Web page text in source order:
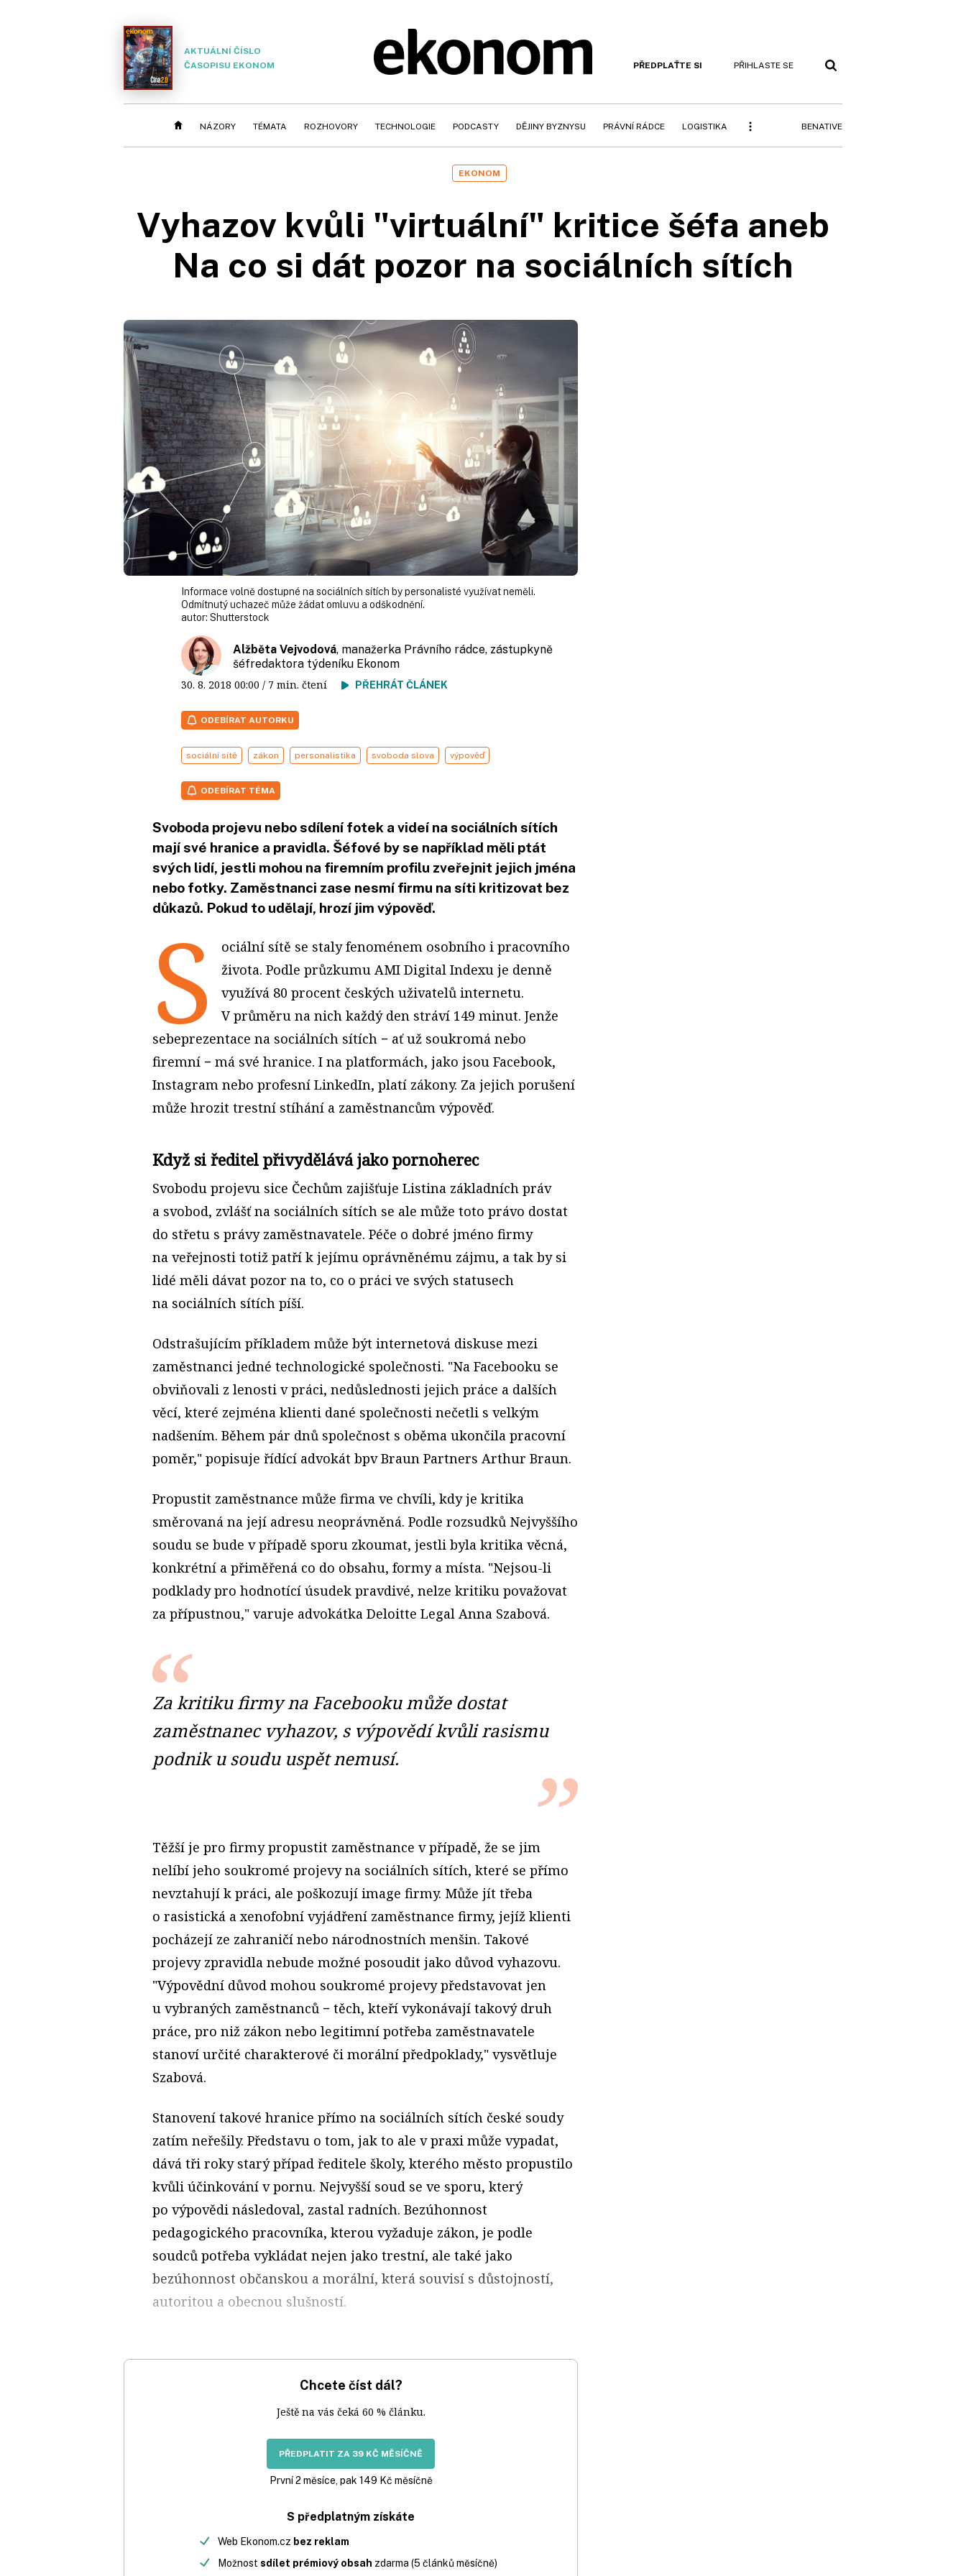
AKTUÁLNÍ ČÍSLO
ČASOPISU EKONOM
PŘEDPLAŤTE SI PŘIHLASTE SE
NÁZORY TÉMATA ROZHOVORY TECHNOLOGIE PODCASTY DĚJINY BYZNYSU PRÁVNÍ RÁDCE LOGISTIKA BENATIVE
EKONOM
Vyhazov kvůli "virtuální" kritice šéfa aneb
Na co si dát pozor na sociálních sítích
Informace volně dostupné na sociálních sítích by personalisté využívat neměli.
Odmítnutý uchazeč může žádat omluvu a odškodnění.
autor: Shutterstock
Alžběta Vejvodová, manažerka Právního rádce, zástupkyně
šéfredaktora týdeníku Ekonom
30. 8. 2018 00:00 / 7 min. čtení PŘEHRÁT ČLÁNEK
ODEBÍRAT AUTORKU
sociální sítě zákon personalistika svoboda slova výpověď
ODEBÍRAT TÉMA
Svoboda projevu nebo sdílení fotek a videí na sociálních sítích
mají své hranice a pravidla. Šéfové by se například měli ptát
svých lidí, jestli mohou na firemním profilu zveřejnit jejich jména
nebo fotky. Zaměstnanci zase nesmí firmu na síti kritizovat bez
důkazů. Pokud to udělají, hrozí jim výpověď.
S
ociální sítě se staly fenoménem osobního i pracovního
života. Podle průzkumu AMI Digital Indexu je denně
využívá 80 procent českých uživatelů internetu.
V průměru na nich každý den stráví 149 minut. Jenže
sebeprezentace na sociálních sítích − ať už soukromá nebo
firemní − má své hranice. I na platformách, jako jsou Facebook,
Instagram nebo profesní Linked­In, platí zákony. Za jejich porušení
může hrozit trestní stíhání a zaměstnancům výpověď.
Když si ředitel přivydělává jako pornoherec
Svobodu projevu sice Čechům zajišťuje Listina základních práv
a svobod, zvlášť na sociálních sítích se ale může toto právo dostat
do střetu s právy zaměstnavatele. Péče o dobré jméno firmy
na veřejnosti totiž patří k jejímu oprávněnému zájmu, a tak by si
lidé měli dávat pozor na to, co o práci ve svých statusech
na sociálních sítích píší.
Odstrašujícím příkladem může být internetová diskuse mezi
zaměstnanci jedné technologické společnosti. "Na Facebooku se
obviňovali z lenosti v práci, nedůslednosti jejich práce a dalších
věcí, které zejména klienti dané společnosti nečetli s velkým
nadšením. Během pár dnů společnost s oběma ukončila pracovní
poměr," popisuje řídící advokát bpv Braun Partners Arthur Braun.
Propustit zaměstnance může firma ve chvíli, kdy je kritika
směrovaná na její adresu neoprávněná. Podle rozsudků Nejvyššího
soudu se bude v případě sporu zkoumat, jestli byla kritika věcná,
konkrétní a přiměřená co do obsahu, formy a místa. "Nejsou-li
podklady pro hodnotící úsudek pravdivé, nelze kritiku považovat
za přípustnou," varuje advokátka Deloitte Legal Anna Szabová.
Za kritiku firmy na Facebooku může dostat
zaměstnanec vyhazov, s výpovědí kvůli rasismu
podnik u soudu uspět nemusí.
Těžší je pro firmy propustit zaměstnance v případě, že se jim
nelíbí jeho soukromé projevy na sociálních sítích, které se přímo
nevztahují k práci, ale poškozují image firmy. Může jít třeba
o rasistická a xenofobní vyjádření zaměstnance firmy, jejíž klienti
pocházejí ze zahraničí nebo národnostních menšin. Takové
projevy zpravidla nebude možné posoudit jako důvod vyhazovu.
"Výpovědní důvod mohou soukromé projevy představovat jen
u vybraných zaměstnanců − těch, kteří vykonávají takový druh
práce, pro niž zákon nebo legitimní potřeba zaměstnavatele
stanoví určité charakterové či morální předpoklady," vysvětluje
Szabová.
Stanovení takové hranice přímo na sociálních sítích české soudy
zatím neřešily. Představu o tom, jak to ale v praxi může vypadat,
dává tři roky starý případ ředitele školy, kterého město propustilo
kvůli účinkování v pornu. Nejvyšší soud se ve sporu, který
po výpovědi následoval, zastal radních. Bezúhonnost
pedagogického pracovníka, kterou vyžaduje zákon, je podle
soudců potřeba vykládat nejen jako trestní, ale také jako
bezúhonnost občanskou a morální, která souvisí s důstojností,
autoritou a obecnou slušností.
Chcete číst dál?
Ještě na vás čeká 60 % článku.
PŘEDPLATIT ZA 39 KČ MĚSÍČNĚ
První 2 měsíce, pak 149 Kč měsíčně
S předplatným získáte
Web Ekonom.cz bez reklam
Možnost sdílet prémiový obsah zdarma (5 článků měsíčně)